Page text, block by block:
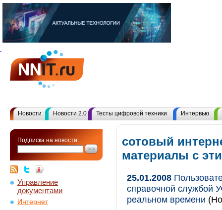
Новости Новости 2.0 Тесты цифровой техники Интервью
Подписка на новости:
Управление
документами
Интернет
сотовый
материалы с
25.01.2008
справочной службой
реальном времени